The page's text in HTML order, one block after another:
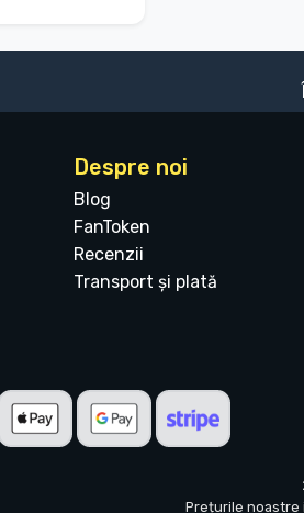
Despre noi
Blog
FanToken
Recenzii
Transport și plată
Prețurile noastre